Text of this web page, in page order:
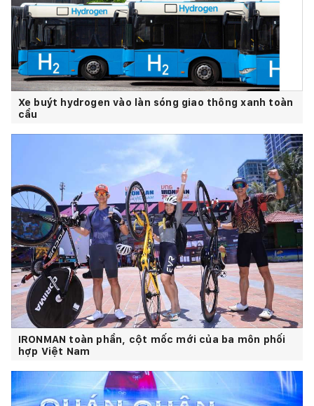
Xe buýt hydrogen vào làn sóng giao thông xanh toàn
cầu
IRONMAN toàn phần, cột mốc mới của ba môn phối
hợp Việt Nam